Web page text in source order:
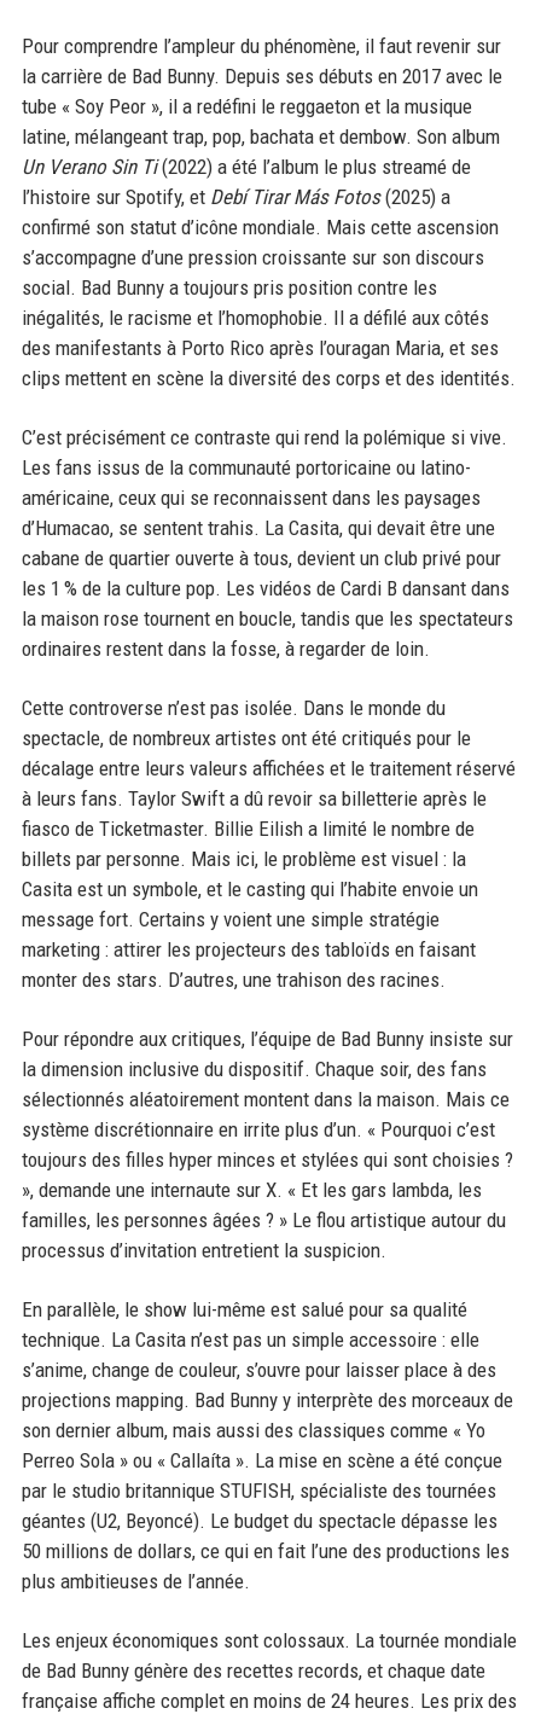
Pour comprendre l’ampleur du phénomène, il faut revenir sur
la carrière de Bad Bunny. Depuis ses débuts en 2017 avec le
tube « Soy Peor », il a redéfini le reggaeton et la musique
latine, mélangeant trap, pop, bachata et dembow. Son album
Un Verano Sin Ti(2022) a été l’album le plus streamé de
l’histoire sur Spotify, et Debí Tirar Más Fotos(2025) a
confirmé son statut d’icône mondiale. Mais cette ascension
s’accompagne d’une pression croissante sur son discours
social. Bad Bunny a toujours pris position contre les
inégalités, le racisme et l’homophobie. Il a défilé aux côtés
des manifestants à Porto Rico après l’ouragan Maria, et ses
clips mettent en scène la diversité des corps et des identités.
C’est précisément ce contraste qui rend la polémique si vive.
Les fans issus de la communauté portoricaine ou latino-
américaine, ceux qui se reconnaissent dans les paysages
d’Humacao, se sentent trahis. La Casita, qui devait être une
cabane de quartier ouverte à tous, devient un club privé pour
les 1 % de la culture pop. Les vidéos de Cardi B dansant dans
la maison rose tournent en boucle, tandis que les spectateurs
ordinaires restent dans la fosse, à regarder de loin.
Cette controverse n’est pas isolée. Dans le monde du
spectacle, de nombreux artistes ont été critiqués pour le
décalage entre leurs valeurs affichées et le traitement réservé
à leurs fans. Taylor Swift a dû revoir sa billetterie après le
fiasco de Ticketmaster. Billie Eilish a limité le nombre de
billets par personne. Mais ici, le problème est visuel : la
Casita est un symbole, et le casting qui l’habite envoie un
message fort. Certains y voient une simple stratégie
marketing : attirer les projecteurs des tabloïds en faisant
monter des stars. D’autres, une trahison des racines.
Pour répondre aux critiques, l’équipe de Bad Bunny insiste sur
la dimension inclusive du dispositif. Chaque soir, des fans
sélectionnés aléatoirement montent dans la maison. Mais ce
système discrétionnaire en irrite plus d’un. « Pourquoi c’est
toujours des filles hyper minces et stylées qui sont choisies ?
», demande une internaute sur X. « Et les gars lambda, les
familles, les personnes âgées ? » Le flou artistique autour du
processus d’invitation entretient la suspicion.
En parallèle, le show lui-même est salué pour sa qualité
technique. La Casita n’est pas un simple accessoire : elle
s’anime, change de couleur, s’ouvre pour laisser place à des
projections mapping. Bad Bunny y interprète des morceaux de
son dernier album, mais aussi des classiques comme « Yo
Perreo Sola » ou « Callaíta ». La mise en scène a été conçue
par le studio britannique STUFISH, spécialiste des tournées
géantes (U2, Beyoncé). Le budget du spectacle dépasse les
50 millions de dollars, ce qui en fait l’une des productions les
plus ambitieuses de l’année.
Les enjeux économiques sont colossaux. La tournée mondiale
de Bad Bunny génère des recettes records, et chaque date
française affiche complet en moins de 24 heures. Les prix des